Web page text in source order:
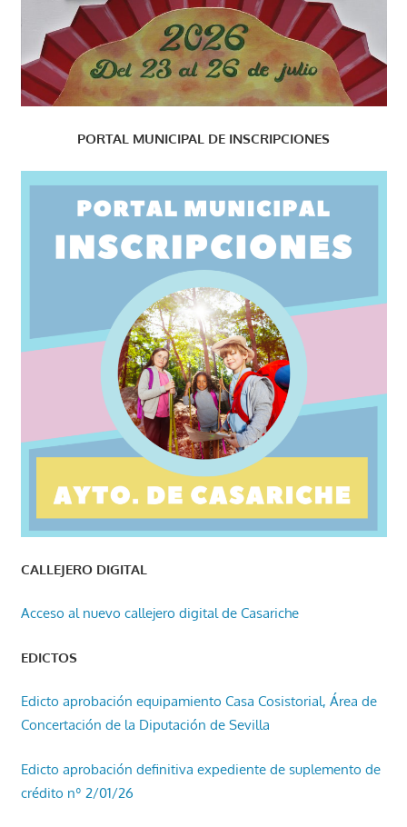
PORTAL MUNICIPAL DE INSCRIPCIONES
CALLEJERO DIGITAL
Acceso al nuevo callejero digital de Casariche
EDICTOS
Edicto aprobación equipamiento Casa Cosistorial, Área de
Concertación de la Diputación de Sevilla
Edicto aprobación definitiva expediente de suplemento de
crédito nº 2/01/26